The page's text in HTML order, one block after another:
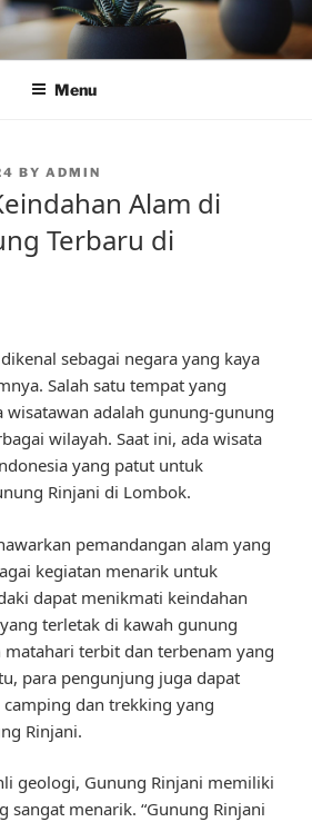
Menu
BY ADMIN
Alam di
Terbaru di
sebagai negara yang kaya
Salah satu tempat yang
adalah gunung-gunung
wilayah. Saat ini, ada wisata
yang patut untuk
Rinjani di Lombok.
pemandangan alam yang
kegiatan menarik untuk
dapat menikmati keindahan
terletak di kawah gunung
matahari terbit dan terbenam yang
para pengunjung juga dapat
dan trekking yang
Rinjani.
geologi, Gunung Rinjani memiliki
sangat menarik. “Gunung Rinjani